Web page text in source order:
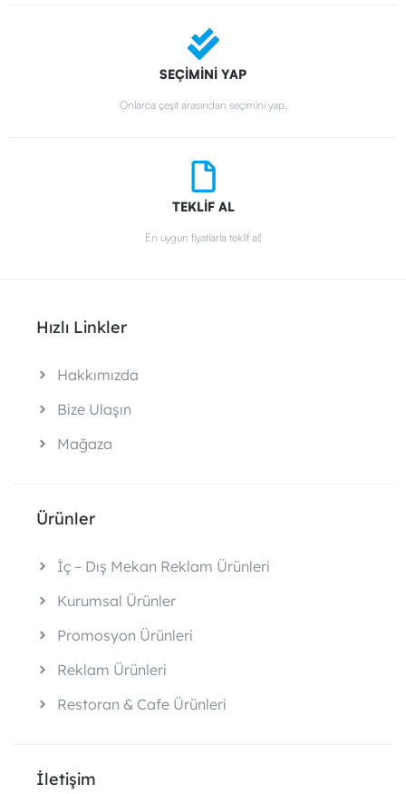
SEÇİMİNİ YAP
Onlarca çeşit arasından seçimini yap.
TEKLİF AL
En uygun fiyatlarla teklif al!
Hızlı Linkler
Hakkımızda
Bize Ulaşın
Mağaza
Ürünler
İç – Dış Mekan Reklam Ürünleri
Kurumsal Ürünler
Promosyon Ürünleri
Reklam Ürünleri
Restoran & Cafe Ürünleri
İletişim